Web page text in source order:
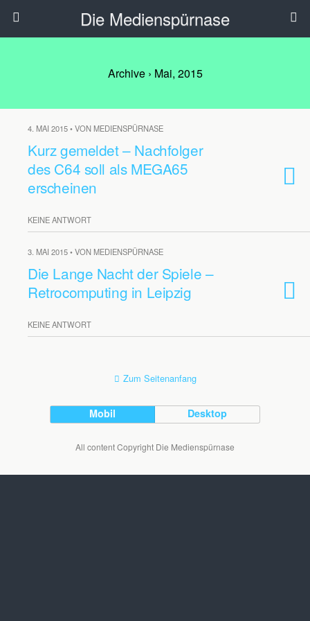
Die Medienspürnase
Archive › Mai, 2015
4. MAI 2015 • VON MEDIENSPÜRNASE
Kurz gemeldet – Nachfolger
des C64 soll als MEGA65
erscheinen
KEINE ANTWORT
3. MAI 2015 • VON MEDIENSPÜRNASE
Die Lange Nacht der Spiele –
Retrocomputing in Leipzig
KEINE ANTWORT
Zum Seitenanfang
Mobil Desktop
All content Copyright Die Medienspürnase